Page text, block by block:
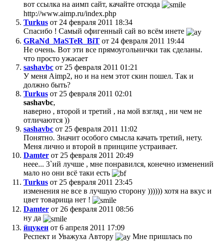
вот ссылка на аимп сайт, качайте отсюда
http://www.aimp.ru/index.php
Turkus от 24 февраля 2011 18:34
Спасибо ! Самый офигенный сай во всём инете
GRaNd_MaSTeR_BiT от 24 февраля 2011 19:44
Не очень. Вот эти все прямоугольнички так сделаны.
что просто ужасает
sashavbc от 25 февраля 2011 01:21
У меня Aimp2, но и на нем этот скин пошел. Так и
должно быть?
Turkus от 25 февраля 2011 02:01
sashavbc,
наверно , второй и третий , на мой взгляд , ни чем не
отличаются ))
sashavbc от 25 февраля 2011 11:02
Понятно. Значит особого смысла качать третий, нету.
Меня лично и второй в принципе устраивает.
Damter от 25 февраля 2011 20:49
неее... 3`ий лучше , мне понравился, конечно изменений
мало но они всё таки есть
Turkus от 25 февраля 2011 23:45
изменения не все в лучшую сторону )))))) хотя на вкус и
цвет товарища нет !
Damter от 26 февраля 2011 08:56
ну да
йцукен от 6 апреля 2011 17:09
Респект и Уважуха Автору
Мне пришлась по